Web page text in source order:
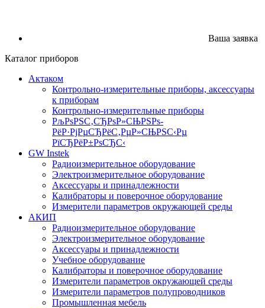
Ваша заявка
Каталог приборов
Актаком
Контрольно-измерительные приборы, аксессуары
к приборам
Контрольно-измерительные приборы
РљРѕРЅС‚СЂРѕР»СЊРЅРѕ-
РёР·РјРµСЂРёС‚РµР»СЊРЅС‹Рµ
РїСЂРёР±РѕСЂС‹
GW Instek
Радиоизмерительное оборудование
Электроизмерительное оборудование
Аксессуары и принадлежности
Калибраторы и поверочное оборудование
Измерители параметров окружающей среды
АКИП
Радиоизмерительное оборудование
Электроизмерительное оборудование
Аксессуары и принадлежности
Учебное оборудование
Калибраторы и поверочное оборудование
Измерители параметров окружающей среды
Измерители параметров полупроводников
Промышленная мебель